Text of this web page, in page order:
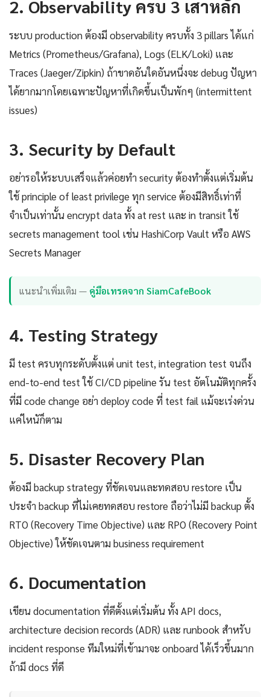
2. Observability ครบ 3 เสาหลัก
ระบบ production ต้องมี observability ครบทั้ง 3 pillars ได้แก่
Metrics (Prometheus/Grafana), Logs (ELK/Loki) และ
Traces (Jaeger/Zipkin) ถ้าขาดอันใดอันหนึ่งจะ debug ปัญหา
ได้ยากมากโดยเฉพาะปัญหาที่เกิดขึ้นเป็นพักๆ (intermittent
issues)
3. Security by Default
อย่ารอให้ระบบเสร็จแล้วค่อยทำ security ต้องทำตั้งแต่เริ่มต้น
ใช้ principle of least privilege ทุก service ต้องมีสิทธิ์เท่าที่
จำเป็นเท่านั้น encrypt data ทั้ง at rest และ in transit ใช้
secrets management tool เช่น HashiCorp Vault หรือ AWS
Secrets Manager
แนะนำเพิ่มเติม — คู่มือเทรดจาก SiamCafeBook
4. Testing Strategy
มี test ครบทุกระดับตั้งแต่ unit test, integration test จนถึง
end-to-end test ใช้ CI/CD pipeline รัน test อัตโนมัติทุกครั้ง
ที่มี code change อย่า deploy code ที่ test fail แม้จะเร่งด่วน
แค่ไหนัก็ตาม
5. Disaster Recovery Plan
ต้องมี backup strategy ที่ชัดเจนและทดสอบ restore เป็น
ประจำ backup ที่ไม่เคยทดสอบ restore ถือว่าไม่มี backup ตั้ง
RTO (Recovery Time Objective) และ RPO (Recovery Point
Objective) ให้ชัดเจนตาม business requirement
6. Documentation
เขียน documentation ที่ดีตั้งแต่เริ่มต้น ทั้ง API docs,
architecture decision records (ADR) และ runbook สำหรับ
incident response ทีมใหม่ที่เข้ามาจะ onboard ได้เร็วขึ้นมาก
ถ้ามี docs ที่ดี